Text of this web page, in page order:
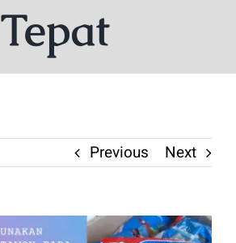
Tepat
Previous Next